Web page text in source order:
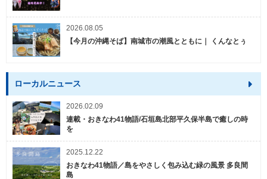
2026.08.05
【今月の沖縄そば】南城市の潮風とともに｜ くんなとぅ
ローカルニュース
2026.02.09
連載・おきなわ41物語/石垣島北部平久保半島で癒しの時
を
2025.12.22
おきなわ41物語／島をやさしく包み込む緑の風景 多良間
島